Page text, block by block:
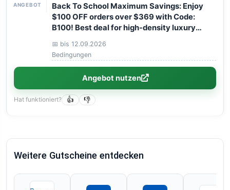
ANGEBOT
Back To School Maximum Savings: Enjoy
$100 OFF orders over $369 with Code:
B100! Best deal for high-density luxury
📅 bis 12.09.2026
Bedingungen
Angebot nutzen
Hat funktioniert? 👍 👎
Weitere Gutscheine entdecken